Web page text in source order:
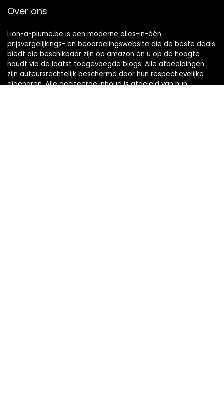
Over ons
Lion-a-plume.be is een moderne alles-in-één
prijsvergelijkings- en beoordelingswebsite die de beste deals
biedt die beschikbaar zijn op amazon en u op de hoogte
houdt via de laatst toegevoegde blogs. Alle afbeeldingen
zijn auteursrechtelijk beschermd door hun respectievelijke
eigenaren. Alle geciteerde inhoud is afgeleid van hun